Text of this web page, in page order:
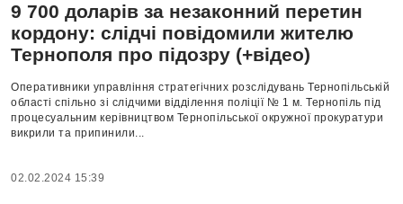
9 700 доларів за незаконний перетин
кордону: слідчі повідомили жителю
Тернополя про підозру (+відео)
Оперативники управління стратегічних розслідувань Тернопільській
області спільно зі слідчими відділення поліції № 1 м. Тернопіль під
процесуальним керівництвом Тернопільської окружної прокуратури
викрили та припинили...
02.02.2024 15:39